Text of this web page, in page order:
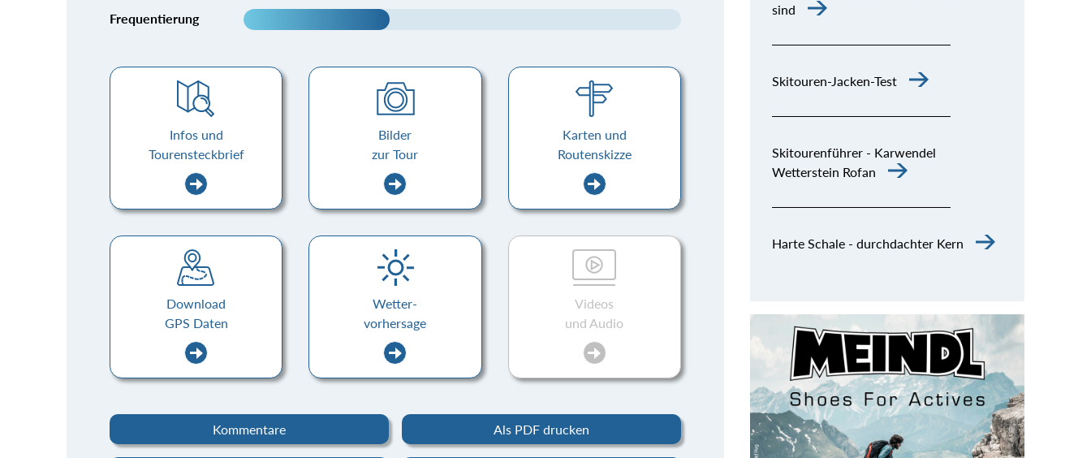
Frequentierung
Infos und
Tourensteckbrief
Bilder
zur Tour
Karten und
Routenskizze
Download
GPS Daten
Wetter-
vorhersage
Videos
und Audio
Kommentare Als PDF drucken
sind
Skitouren-Jacken-Test
Skitourenführer - Karwendel
Wetterstein Rofan
Harte Schale - durchdachter Kern